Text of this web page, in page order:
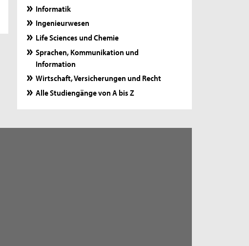
Informatik
Ingenieurwesen
Life Sciences und Chemie
Sprachen, Kommunikation und
Information
Wirtschaft, Versicherungen und Recht
Alle Studiengänge von A bis Z